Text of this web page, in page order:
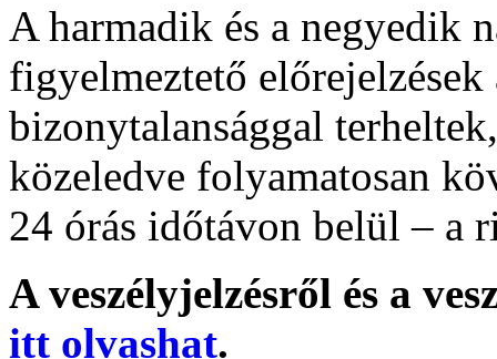
A harmadik és a negyedik
figyelmeztető
bizonytalansággal
közeledve folyamatosan
24 órás időtávon belül – a
A veszélyjelzésről és a
itt olvashat.